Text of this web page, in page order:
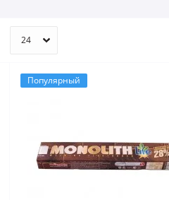
Популярный